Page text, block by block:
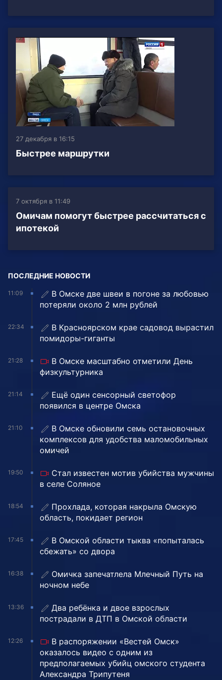
27 декабря в 16:15
Быстрее маршрутки
7 октября в 11:49
Омичам помогут быстрее рассчитаться с
ипотекой
ПОСЛЕДНИЕ НОВОСТИ
11:09
В Омске две швеи в погоне за любовью
потеряли около 2 млн рублей
22:34
В Красноярском крае садовод вырастил
помидоры-гиганты
21:28
В Омске масштабно отметили День
физкультурника
21:14
Ещё один сенсорный светофор
появился в центре Омска
21:10
В Омске обновили семь остановочных
комплексов для удобства маломобильных
омичей
19:50
Стал известен мотив убийства мужчины
в селе Соляное
18:54
Прохлада, которая накрыла Омскую
область, покидает регион
17:45
В Омской области тыква «попыталась
сбежать» со двора
16:38
Омичка запечатлела Млечный Путь на
ночном небе
13:36
Два ребёнка и двое взрослых
пострадали в ДТП в Омской области
12:26
В распоряжении «Вестей Омск»
оказалось видео с одним из
предполагаемых убийц омского студента
Александра Трипутеня